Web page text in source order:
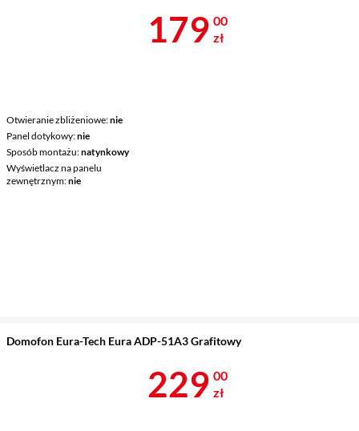
Otwieranie zbliżeniowe nie
Panel dotykowy nie
Sposób montażu natynkowy
Wyświetlacz na panelu
zewnętrznym nie
Cena 179 zł
179 00
zł
Domofon Eura-Tech Eura ADP-51A3 Grafitowy
Cena 229 zł
229 00
zł